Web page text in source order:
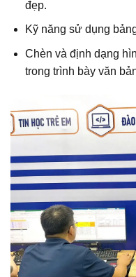
đẹp.
Kỹ năng sử dụng
Chèn và định dạng
trong trình bày văn